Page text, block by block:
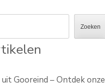
Zoeken
Gooreind – Ontdek onze